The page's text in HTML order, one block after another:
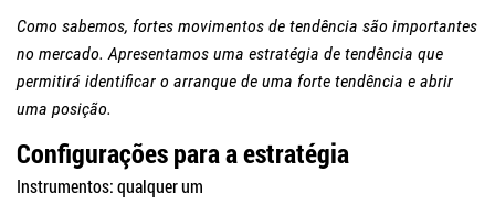
Como sabemos, fortes movimentos de tendência são importantes
no mercado. Apresentamos uma estratégia de tendência que
permitirá identificar o arranque de uma forte tendência e abrir
uma posição.
Configurações para a estratégia
Instrumentos: qualquer um